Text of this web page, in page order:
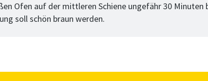
Ofen auf der mittleren Schiene ungefähr 30 Minuten
soll schön braun werden.